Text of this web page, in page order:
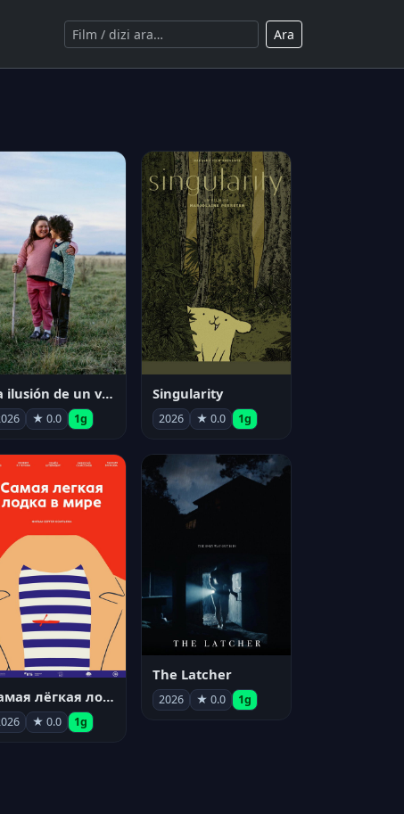
Ara
La ilusión de un verano sin fin
★ 0.0 1g
Singularity
2026 ★ 0.0 1g
Самая лёгкая лодка в мире
★ 0.0 1g
The Latcher
2026 ★ 0.0 1g